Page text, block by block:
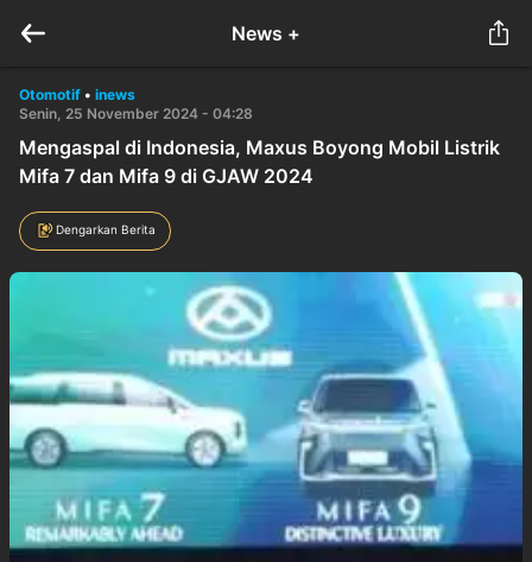
News +
Otomotif • inews
Senin, 25 November 2024 - 04:28
Mengaspal di Indonesia, Maxus Boyong Mobil Listrik
Mifa 7 dan Mifa 9 di GJAW 2024
Dengarkan Berita